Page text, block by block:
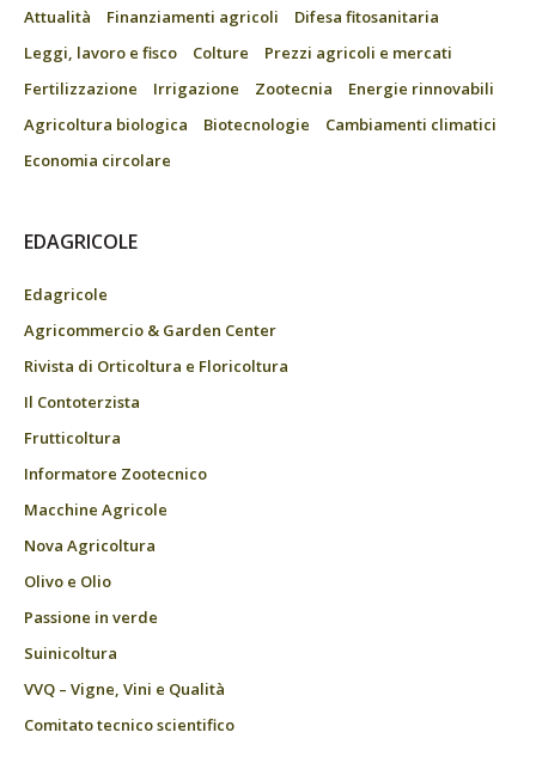
Attualità Finanziamenti agricoli
Difesa fitosanitaria
Leggi, lavoro e fisco
Colture
Prezzi agricoli e mercati
Fertilizzazione
Irrigazione Zootecnia
Energie rinnovabili
Agricoltura biologica
Biotecnologie
Cambiamenti climatici
Economia circolare
EDAGRICOLE
Edagricole
Agricommercio & Garden Center
Rivista di Orticoltura e Floricoltura
Il Contoterzista
Frutticoltura
Informatore Zootecnico
Macchine Agricole
Nova Agricoltura
Olivo e Olio
Passione in verde
Suinicoltura
VVQ – Vigne, Vini e Qualità
Comitato tecnico scientifico